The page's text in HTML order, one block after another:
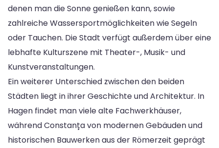
denen man die Sonne genießen kann, sowie
zahlreiche Wassersportmöglichkeiten wie Segeln
oder Tauchen. Die Stadt verfügt außerdem über eine
lebhafte Kulturszene mit Theater-, Musik- und
Kunstveranstaltungen.
Ein weiterer Unterschied zwischen den beiden
Städten liegt in ihrer Geschichte und Architektur. In
Hagen findet man viele alte Fachwerkhäuser,
während Constanța von modernen Gebäuden und
historischen Bauwerken aus der Römerzeit geprägt